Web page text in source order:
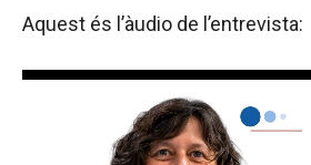
Aquest és l’àudio de l’entrevista: